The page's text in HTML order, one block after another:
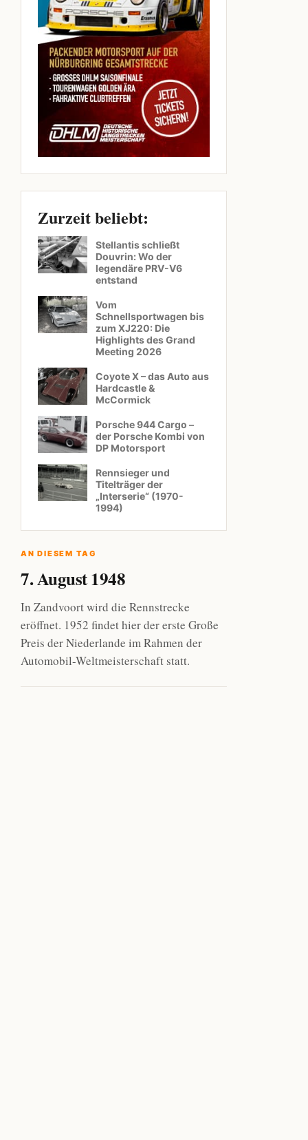
Zurzeit beliebt:
Stellantis schließt
Douvrin: Wo der
legendäre PRV-V6
entstand
Vom
Schnellsportwagen bis
zum XJ220: Die
Highlights des Grand
Meeting 2026
Coyote X – das Auto aus
Hardcastle &
McCormick
Porsche 944 Cargo –
der Porsche Kombi von
DP Motorsport
Rennsieger und
Titelträger der
„Interserie“ (1970-
1994)
AN DIESEM TAG
7. August 1948
In Zandvoort wird die Rennstrecke
eröffnet. 1952 findet hier der erste Große
Preis der Niederlande im Rahmen der
Automobil-Weltmeisterschaft statt.